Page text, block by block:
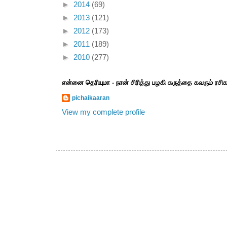
► 2014 (69)
► 2013 (121)
► 2012 (173)
► 2011 (189)
► 2010 (277)
என்னை தெரியுமா - நான் சிரித்து பழகி கருத்தை கவரும்
pichaikaaran
View my complete profile